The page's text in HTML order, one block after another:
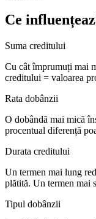
Ce
Suma creditului
Cu cât împrumuți mai
creditului = valoarea
Rata dobânzii
O dobândă mai mică
procentual diferență
Durata creditului
Un termen mai lung
plătită. Un termen mai
Tipul dobânzii